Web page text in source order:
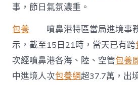
事，節日氣氛濃重。
包養 噴鼻港特區當局進境事
示，截至15日21時，當天已有跨
次經噴鼻港各海、陸、空管包養
中進境人次包養網超37.7萬，出